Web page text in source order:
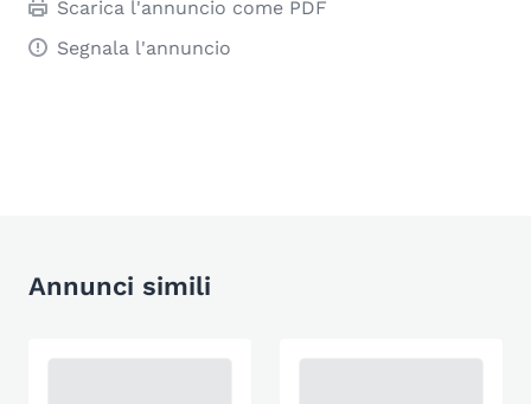
Scarica l'annuncio come PDF
Segnala l'annuncio
Annunci simili